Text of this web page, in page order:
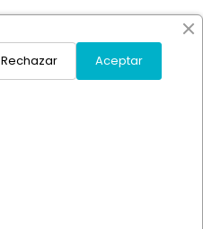
Aceptar
Rechazar